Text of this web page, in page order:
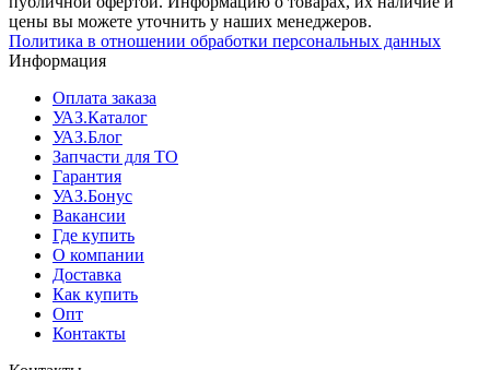
цены вы можете уточнить у наших менеджеров.
Политика в отношении обработки персональных данных
Информация
Оплата заказа
УАЗ.Каталог
УАЗ.Блог
Запчасти для ТО
Гарантия
УАЗ.Бонус
Вакансии
Где купить
О компании
Доставка
Как купить
Опт
Контакты